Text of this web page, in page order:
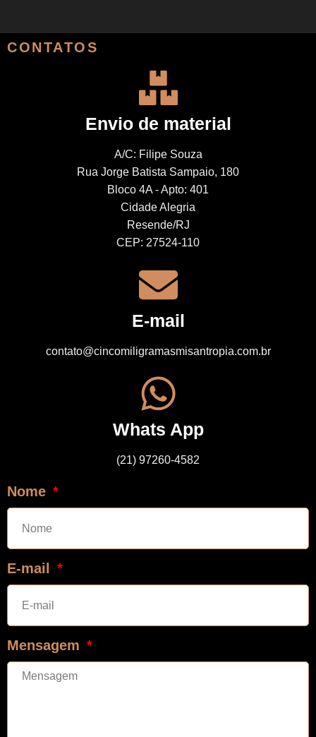
CONTATOS
Envio de material
A/C: Filipe Souza
Rua Jorge Batista Sampaio, 180
Bloco 4A - Apto: 401
Cidade Alegria
Resende/RJ
CEP: 27524-110
E-mail
contato@cincomiligramasmisantropia.com.br
Whats App
(21) 97260-4582
Nome
E-mail
Mensagem